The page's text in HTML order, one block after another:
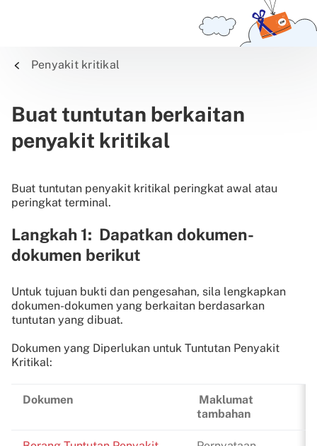
Penyakit kritikal
Buat tuntutan berkaitan
penyakit kritikal
Buat tuntutan penyakit kritikal peringkat awal atau
peringkat terminal.
Langkah 1: Dapatkan dokumen-
dokumen berikut
Untuk tujuan bukti dan pengesahan, sila lengkapkan
dokumen-dokumen yang berkaitan berdasarkan
tuntutan yang dibuat.
Dokumen yang Diperlukan untuk Tuntutan Penyakit
Kritikal:
Dokumen
Maklumat
tambahan